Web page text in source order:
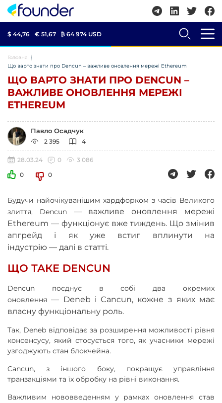
$ 44,76 € 51,67 ₿ 64 974 USD
Головна
Що варто знати про Dencun – важливе оновлення мережі Ethereum
ЩО ВАРТО ЗНАТИ ПРО DENCUN –
ВАЖЛИВЕ ОНОВЛЕННЯ МЕРЕЖІ
ETHEREUM
Павло Осадчук
2 395 4
28.03.24 0
3 086
0
0
Будучи найочікуванішим хардфорком з часів Великого
злиття, Dencun —важливе оновлення мережі
Ethereum —функціонує вже тиждень. Що змінив
апгрейд і як уже встиг вплинути на
індустрію — далі в статті.
ЩО ТАКЕ DENCUN
Dencun поєднує в собі два окремих
оновлення— Deneb і Cancun, кожне з яких має
власну функціональну роль.
Так, Deneb відповідає за розширення можливості рівня
консенсусу, який стосується того, як учасники мережі
узгоджують стан блокчейна.
Cancun, з іншого боку, покращує управління
транзакціями та їх обробку на рівні виконання.
Важливим нововведенням у рамках оновлення став